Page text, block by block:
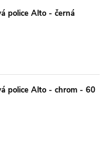
police Alto - černá
police Alto - chrom - 60